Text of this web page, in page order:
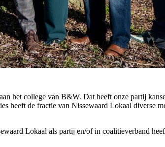
het college van B&W. Dat heeft onze partij
heeft de fractie van Nissewaard Lokaal diverse
Lokaal als partij en/of in coalitieverband